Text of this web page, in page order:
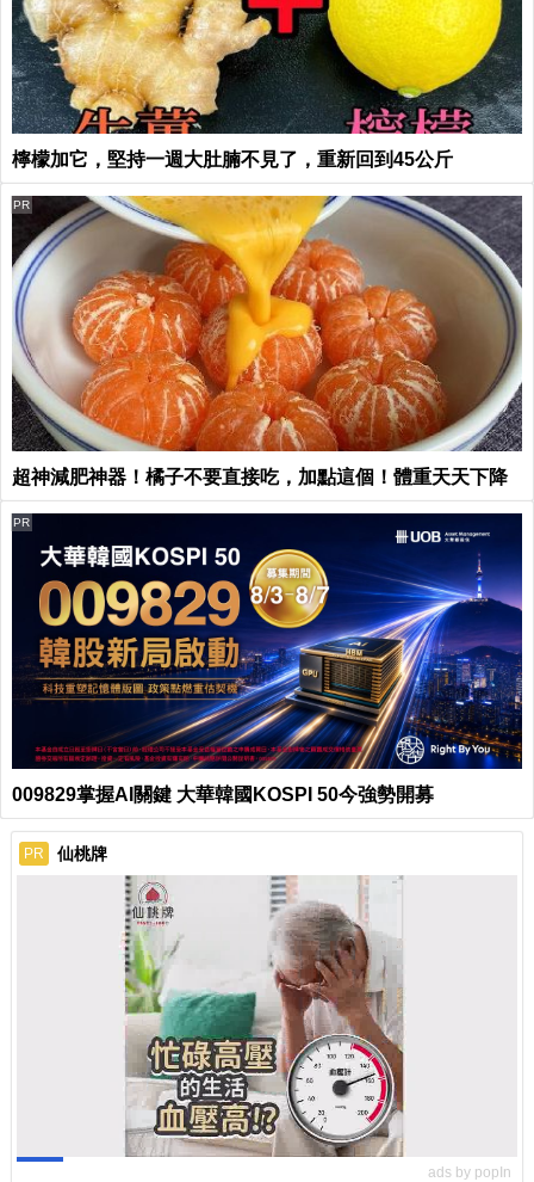
檸檬加它，堅持一週大肚腩不見了，重新回到45公斤
超神減肥神器！橘子不要直接吃，加點這個！體重天天下降
PR
009829掌握AI關鍵 大華韓國KOSPI 50今強勢開募
PR
PR 仙桃牌
ads by popIn